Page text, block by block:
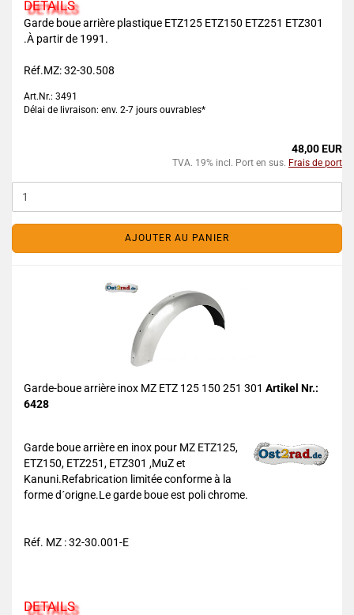
DETAILS
Garde boue arrière plastique ETZ125 ETZ150 ETZ251 ETZ301
.À partir de 1991.
Réf.MZ: 32-30.508
Art.Nr.: 3491
Délai de livraison: env. 2-7 jours ouvrables*
48,00 EUR
TVA. 19% incl. Port en sus. Frais de port
AJOUTER AU PANIER
Garde-boue arrière inox MZ ETZ 125 150 251 301 Artikel Nr.:
6428
Garde boue arrière en inox pour MZ ETZ125,
ETZ150, ETZ251, ETZ301 ,MuZ et
Kanuni.Refabrication limitée conforme à la
forme d´origne.Le garde boue est poli chrome.
Réf. MZ : 32-30.001-E
DETAILS